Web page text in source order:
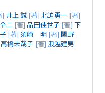
] 井上 誠 [著] 北迫勇一 [著]
二 [著] 品田佳世子 [著] 下
[著] 須崎 明 [著] 関野
高橋未哉子 [著] 浪越建男